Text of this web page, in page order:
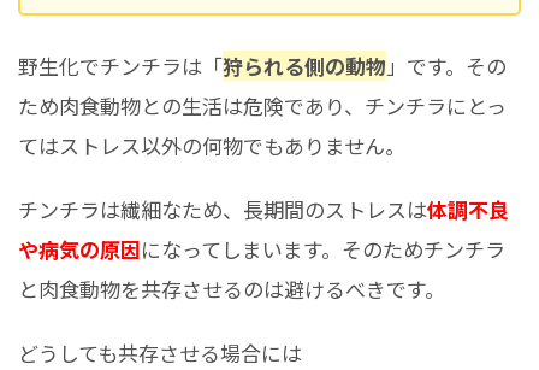
野生化でチンチラは「狩られる側の動物」です。その
ため肉食動物との生活は危険であり、チンチラにとっ
てはストレス以外の何物でもありません。
チンチラは繊細なため、長期間のストレスは体調不良
や病気の原因になってしまいます。そのためチンチラ
と肉食動物を共存させるのは避けるべきです。
どうしても共存させる場合には